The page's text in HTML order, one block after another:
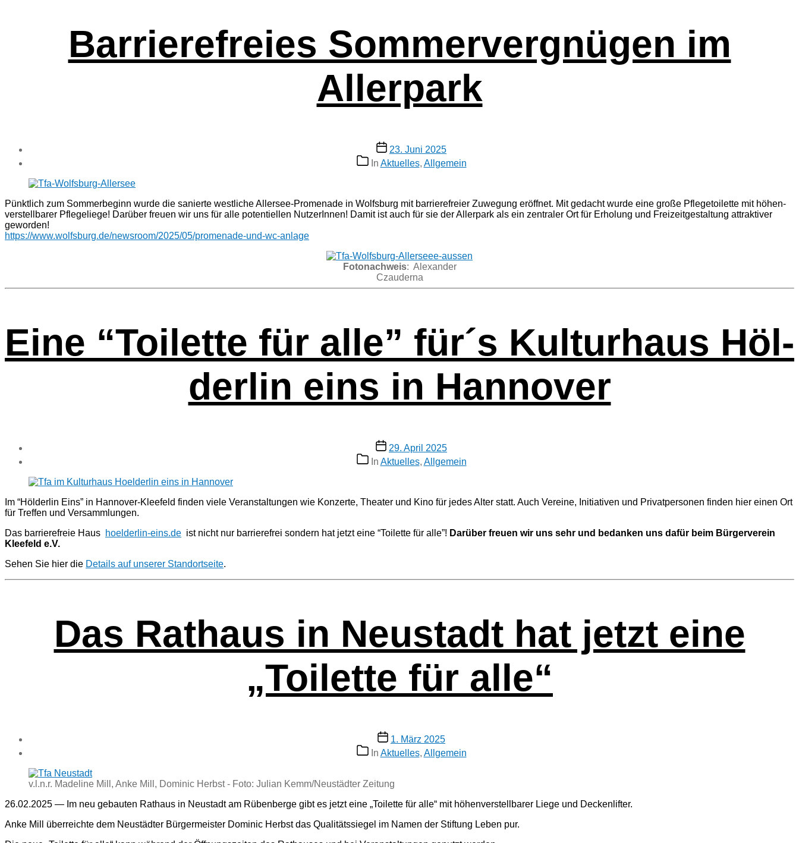
Bar­rie­re­frei­es Som­mer­ver­gnü­gen im
Allerpark
Veröffentlichungsdatum
23. Juni 2025
Kategorien
In Aktuelles, Allgemein
Pünkt­lich zum Som­mer­be­ginn wur­de die sanier­te west­li­che Aller­see-Pro­me­na­de in Wolfs­burg mit bar­rie­re­frei­er Zuwe­gung eröff­net. Mit gedacht wur­de eine gro­ße Pfle­ge­toi­let­te mit höhen­
ver­stell­ba­rer Pfle­ge­lie­ge! Dar­über freu­en wir uns für alle poten­ti­el­len Nut­ze­rIn­nen! Damit ist auch für sie der Aller­park als ein zen­tra­ler Ort für Erho­lung und Frei­zeit­ge­stal­tung attrak­ti­ver
gewor­den!
https://www.wolfsburg.de/newsroom/2025/05/promenade-und-wc-anlage
Foto­nach­weis: Alex­an­der
Czauderna
Eine “Toilette für alle” für´s Kulturhaus Höl­
der­lin eins in Hannover
Veröffentlichungsdatum
29. April 2025
Kategorien
In Aktuelles, Allgemein
Im “Höl­der­lin Eins” in Hannover-Klee­feld fin­den vie­le Ver­an­stal­tun­gen wie Kon­zer­te, Thea­ter und Kino für jedes Alter statt. Auch Ver­ei­ne, Initia­ti­ven und Pri­vat­per­so­nen fin­den hier einen Ort
für Tref­fen und Versammlungen.
Das bar­rie­re­freie Haus hoelderlin-eins.de ist nicht nur bar­rie­re­frei son­dern hat jetzt eine “Toilette für alle”! Dar­über freu­en wir uns sehr und bedan­ken uns dafür beim Bür­ger­ver­ein
Klee­feld e.V.
Sehen Sie hier die Details auf unse­rer Stand­ort­sei­te.
Das Rat­haus in Neu­stadt hat jetzt eine
„Toilette für alle“
Veröffentlichungsdatum
1. März 2025
Kategorien
In Aktuelles, Allgemein
v.l.n.r. Madeline Mill, Anke Mill, Dominic Herbst - Foto: Julian Kemm/Neustädter Zeitung
26.02.2025 — Im neu gebau­ten Rat­haus in Neu­stadt am Rüben­ber­ge gibt es jetzt eine „Toilette für alle“ mit höhen­ver­stell­ba­rer Lie­ge und Deckenlifter.
Anke Mill über­reich­te dem Neu­städ­ter Bür­ger­meis­ter Domi­nic Herbst das Qua­li­täts­sie­gel im Namen der Stif­tung Leben pur.